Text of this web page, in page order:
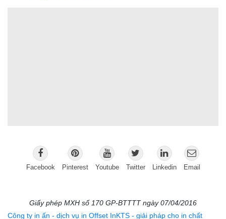
Facebook Pinterest Youtube Twitter Linkedin Email
Giấy phép MXH số 170 GP-BTTTT ngày 07/04/2016
Công ty in ấn - dịch vụ in Offset InKTS - giải pháp cho in chất